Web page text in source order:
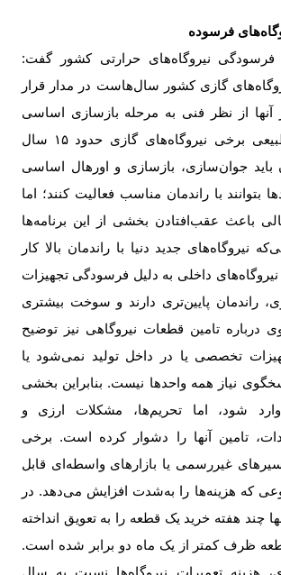
فرسوده
فرسودگی نیروگاه‌های حرارتی کشور گفت:
گازی کشور سال‌هاست در مدار قرار
آنها از نظر فنی به مرحله بازسازی اساسی
برخی نیروگاه‌های گازی حدود۱۵
سال
جوان‌سازی، بازسازی و اورهال اساسی
بتوانند با راندمان مناسب فعالیت کنند؛ اما
باعث عقب‌افتادن بخشی از این برنامه‌ها
نیروگاه‌های جدید دنیا با راندمان بالا کار
داخلی به دلیل فرسودگی تجهیزات
راندمان پایین‌تری دارند و سوخت بیشتری
تامین قطعات نیروگاهی نیز توضیح
تخصصی یا در داخل تولید نمی‌شود یا
نیاز همه واحدها نیست. بنابراین بخشی
شود، اما تحریم‌ها، مشکلات ارزی و
تامین آنها را دشوار کرده است. برخی
غیررسمی یا بازارهای واسطه‌ای قابل
که هزینه‌ها را به‌شدت افزایش می‌دهد. در
چند هفته خرید یک قطعه را به تعویق انداخته
ظرف کمتر از یک ماه دو برابر شده است.
هزینه تعمیرات نیروگاه‌ها نسبت به سال